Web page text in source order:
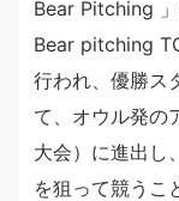
Bear Pitching
Bear pitching
行われ、優勝ス
て、オウル発の
大会）に進出し
を狙って競うこ